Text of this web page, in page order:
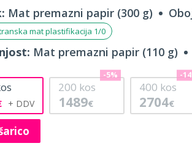
Mat premazni papir (300 g)
mat plastifikacija 1/0
Mat premazni papir (110 g)
200 kos
1489€
-5%
400 kos
2704€
-